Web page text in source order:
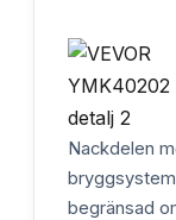
Nackdelen
begränsad